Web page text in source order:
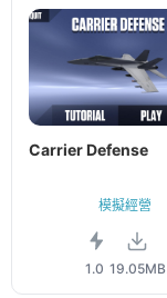
Carrier Defense
模擬經營
1.0 19.05MB